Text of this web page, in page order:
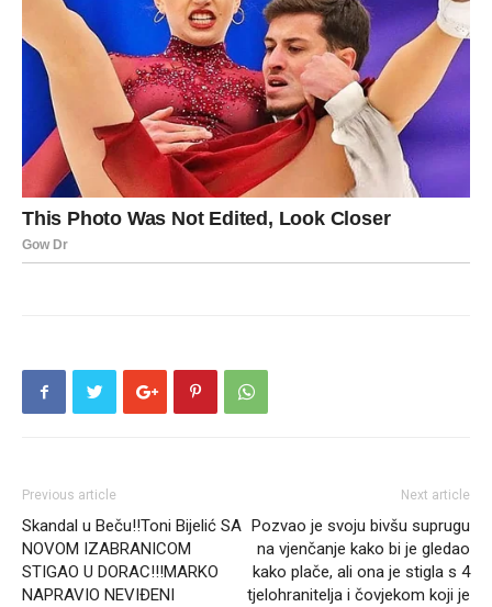
Previous article
Skandal u Beču!!Toni Bijelić SA
NOVOM IZABRANICOM
STIGAO U DORAC!!!MARKO
NAPRAVIO NEVIĐENI
Next article
Pozvao je svoju bivšu suprugu
na vjenčanje kako bi je gledao
kako plače, ali ona je stigla s 4
tjelohranitelja i čovjekom koji je